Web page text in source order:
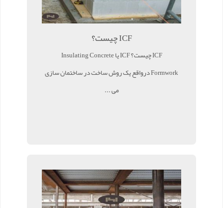
ICF چیست؟
ICF چیست؟ ICF یا Insulating Concrete
Formwork درواقع یک روش ساخت در ساختمان سازی
می ...